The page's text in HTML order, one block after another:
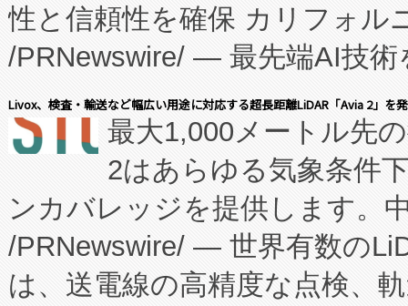
に、患者やサプライチェーン
キー方式で拡張性が高く、持
す。FCCM‑を活用した現地生
患者にとっての費用負担を大
のアクセスを大幅に拡大する
Fully-Connected Continuous
プログラムには、施設設計・
に関する技術移転および知的
性と信頼性を確保 カリフォル
/PRNewswire/ — 最先端AI技術
会社エーアイ・アンド：本社
President原信平）と、エンタ
ードするVoltaiqは、日本にあ
ーエネルギー貯蔵システム（
た。 Voltaiq独自のAI搭載プラ
定、統合、導入、運用に至る
Livox、検査・輸送など幅広い用途に対応する超長距離LiDAR「Avia 2」を
最大1,000メートル先
2はあらゆる気象条件
ンカバレッジを提供します。
/PRNewswire/ — 世界有数の
は、送電線の高精度な点検、